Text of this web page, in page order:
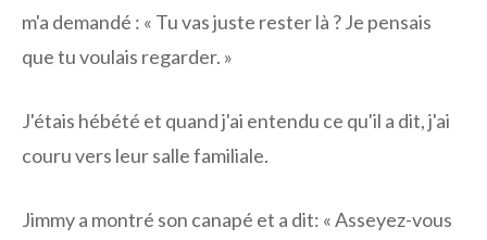
m'a demandé : « Tu vas juste rester là ? Je pensais
que tu voulais regarder. »
J'étais hébété et quand j'ai entendu ce qu'il a dit, j'ai
couru vers leur salle familiale.
Jimmy a montré son canapé et a dit: « Asseyez-vous